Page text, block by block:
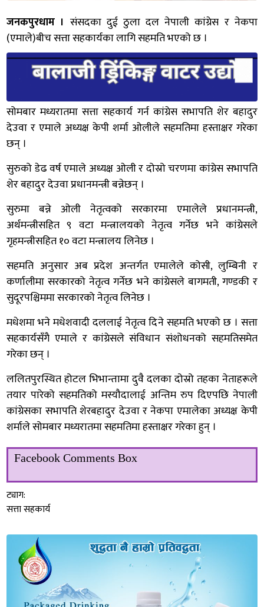
जनकपुरधाम । संसदका दुई ठुला दल नेपाली कांग्रेस र नेकपा
(एमाले)बीच सत्ता सहकार्यका लागि सहमति भएको छ ।
सोमबार मध्यरातमा सत्ता सहकार्य गर्न कांग्रेस सभापति शेर बहादुर
देउवा र एमाले अध्यक्ष केपी शर्मा ओलीले सहमतिमा हस्ताक्षर गरेका
छन् ।
सुरुको डेढ वर्ष एमाले अध्यक्ष ओली र दोस्रो चरणमा कांग्रेस सभापति
शेर बहादुर देउवा प्रधानमन्त्री बन्नेछन् ।
सुरुमा बन्ने ओली नेतृत्वको सरकारमा एमालेले प्रधानमन्त्री,
अर्थमन्त्रीसहित ९ वटा मन्त्रालयको नेतृत्व गर्नेछ भने कांग्रेसले
गृहमन्त्रीसहित १० वटा मन्त्रालय लिनेछ ।
सहमति अनुसार अब प्रदेश अन्तर्गत एमालेले कोसी, लुम्बिनी र
कर्णालीमा सरकारको नेतृत्व गर्नेछ भने कांग्रेसले बागमती, गण्डकी र
सुदूरपश्चिममा सरकारको नेतृत्व लिनेछ ।
मधेशमा भने मधेशवादी दललाई नेतृत्व दिने सहमति भएको छ । सत्ता
सहकार्यसँगै एमाले र कांग्रेसले संविधान संशोधनको सहमतिसमेत
गरेका छन् ।
ललितपुरस्थित होटल भिभान्तामा दुवै दलका दोस्रो तहका नेताहरूले
तयार पारेको सहमतिको मस्यौदालाई अन्तिम रुप दिएपछि नेपाली
कांग्रेसका सभापति शेरबहादुर देउवा र नेकपा एमालेका अध्यक्ष केपी
शर्माले सोमबार मध्यरातमा सहमतिमा हस्ताक्षर गरेका हुन् ।
Facebook Comments Box
ट्याग:
सत्ता सहकार्य